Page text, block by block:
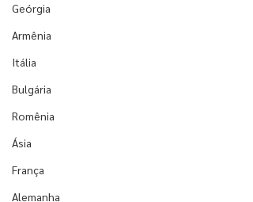
Geórgia
Armênia
Itália
Bulgária
Romênia
Ásia
França
Alemanha